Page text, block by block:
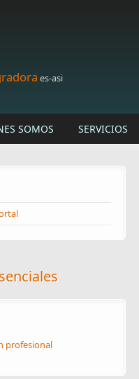
es-asi
SOMOS SERVICIOS
profesional